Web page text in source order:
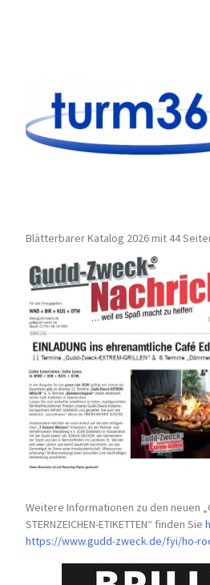
Blätterbarer Katalog 2026 mit 44
Weitere Informationen zu den neuen
STERNZEICHEN-ETIKETTEN“ finden Sie
https://www.gudd-zweck.de/fyi/ho-